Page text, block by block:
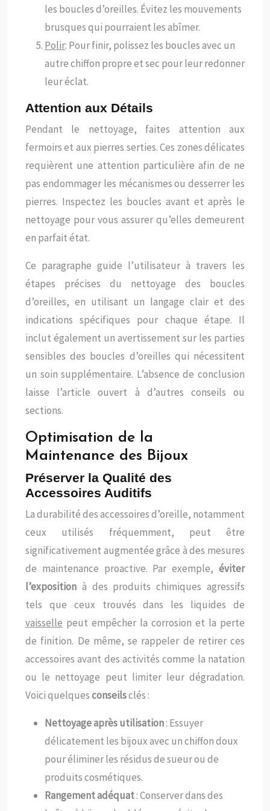
les boucles d’oreilles. Évitez les mouvements
brusques qui pourraient les abîmer.
Polir: Pour finir, polissez les boucles avec un
autre chiffon propre et sec pour leur redonner
leur éclat.
Attention aux Détails
Pendant le nettoyage, faites attention aux
fermoirs et aux pierres serties. Ces zones délicates
requièrent une attention particulière afin de ne
pas endommager les mécanismes ou desserrer les
pierres. Inspectez les boucles avant et après le
nettoyage pour vous assurer qu’elles demeurent
en parfait état.
Ce paragraphe guide l’utilisateur à travers les
étapes précises du nettoyage des boucles
d’oreilles, en utilisant un langage clair et des
indications spécifiques pour chaque étape. Il
inclut également un avertissement sur les parties
sensibles des boucles d’oreilles qui nécessitent
un soin supplémentaire. L’absence de conclusion
laisse l’article ouvert à d’autres conseils ou
sections.
Optimisation de la
Maintenance des Bijoux
Préserver la Qualité des
Accessoires Auditifs
La durabilité des accessoires d’oreille, notamment
ceux utilisés fréquemment, peut être
significativement augmentée grâce à des mesures
de maintenance proactive. Par exemple, éviter
l’exposition à des produits chimiques agressifs
tels que ceux trouvés dans les liquides de
vaisselle peut empêcher la corrosion et la perte
de finition. De même, se rappeler de retirer ces
accessoires avant des activités comme la natation
ou le nettoyage peut limiter leur dégradation.
Voici quelquesconseilsclés :
Nettoyage après utilisation: Essuyer
délicatement les bijoux avec un chiffon doux
pour éliminer les résidus de sueur ou de
produits cosmétiques.
Rangement adéquat: Conserver dans des